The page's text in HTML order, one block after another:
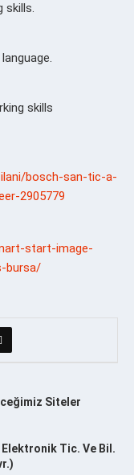
skills.
skills
bosch-san-tic-a-
2905779
start-image-
bursa/
Siteler
Elektronik Tic. Ve Bil.